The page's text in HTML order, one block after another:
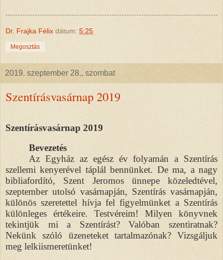
Dr. Frajka Félix dátum: 5:25
Megosztás
2019. szeptember 28., szombat
Szentírásvasárnap 2019
Szentírásvasárnap 2019
Bevezetés
Az Egyház az egész év folyamán a Szentírás
szellemi kenyerével táplál bennünket. De ma, a nagy
bibliafordító, Szent Jeromos ünnepe közeledtével,
szeptember utolsó vasárnapján, Szentírás vasárnapján,
különös szeretettel hívja fel figyelmünket a Szentírás
különleges értékeire. Testvéreim! Milyen könyvnek
tekintjük mi a Szentírást? Valóban szentiratnak?
Nekünk szóló üzeneteket tartalmazónak? Vizsgáljuk
meg lelkiismeretünket!